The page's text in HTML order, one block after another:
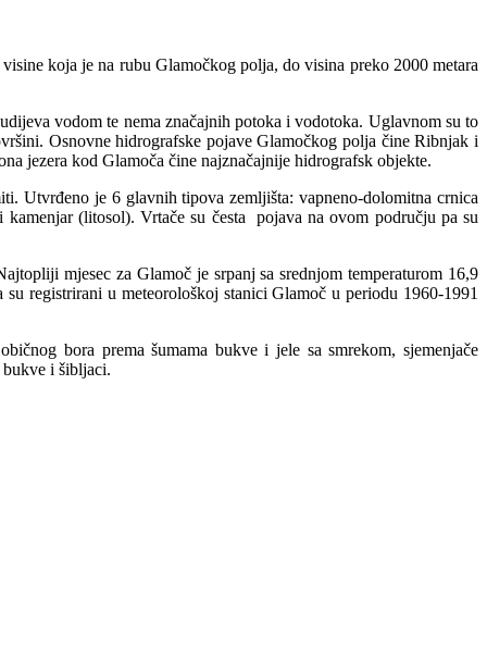
koja je na rubu Glamočkog polja, do visina preko 2000 metara
vodom te nema značajnih potoka i vodotoka. Uglavnom su to
Osnovne hidrografske pojave Glamočkog polja čine Ribnjak i
jezera kod Glamoča čine najznačajnije hidrografsk objekte.
Utvrđeno je 6 glavnih tipova zemljišta: vapneno-dolomitna crnica
(litosol). Vrtače su česta pojava na ovom području pa su
mjesec za Glamoč je srpanj sa srednjom temperaturom 16,9
registrirani u meteorološkoj stanici Glamoč u periodu 1960-1991
bora prema šumama bukve i jele sa smrekom, sjemenjače
bukve i šibljaci.